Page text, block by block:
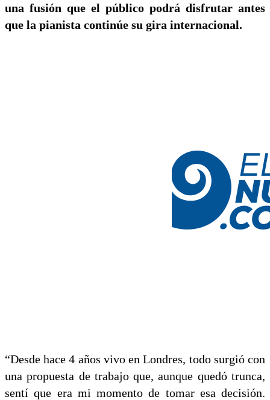
una fusión que el público podrá disfrutar antes
que la pianista continúe su gira internacional.
“Desde hace 4 años vivo en Londres, todo surgió con
una propuesta de trabajo que, aunque quedó trunca,
sentí que era mi momento de tomar esa decisión.